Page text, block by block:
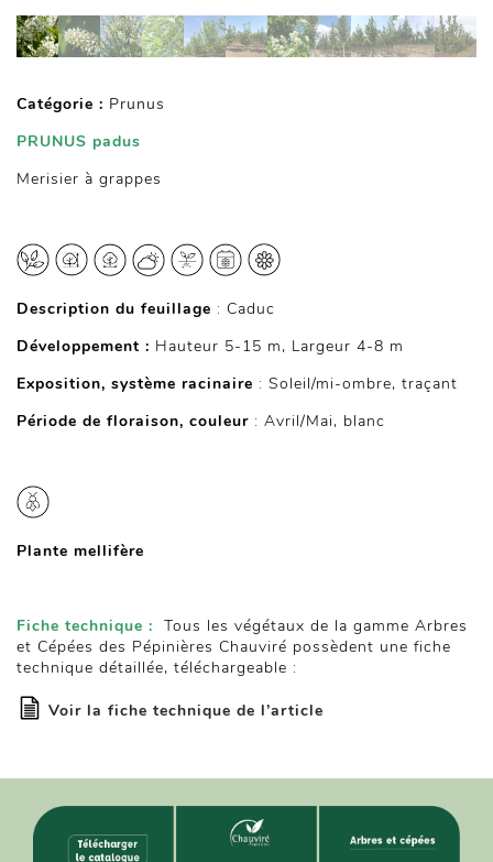
PRUNUS padus
Merisier à grappes
Description du feuillage : Caduc
Développement : Hauteur 5-15 m, Largeur 4-8 m
Exposition, système racinaire : Soleil/mi-ombre, traçant
Période de floraison, couleur : Avril/Mai, blanc
Plante mellifère
Fiche technique : Tous les végétaux de la gamme Arbres
et Cépées des Pépinières Chauviré possèdent une fiche
technique détaillée, téléchargeable :
Voir la fiche technique de l’article
Catégorie : Prunus